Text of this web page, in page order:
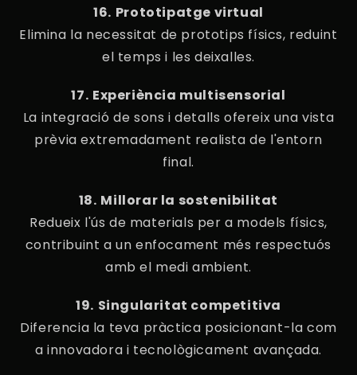
16.⁠ ⁠Prototipatge virtual
Elimina la necessitat de prototips físics, reduint
el temps i les deixalles.
17.⁠ ⁠Experiència multisensorial
La integració de sons i detalls ofereix una vista
prèvia extremadament realista de l'entorn
final.
18.⁠ ⁠Millorar la sostenibilitat
Redueix l'ús de materials per a models físics,
contribuint a un enfocament més respectuós
amb el medi ambient.
19.⁠ ⁠Singularitat competitiva
Diferencia la teva pràctica posicionant-la com
a innovadora i tecnològicament avançada.